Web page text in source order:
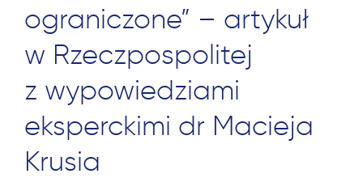
ograniczone” – artykuł
w Rzeczpospolitej
z wypowiedziami
eksperckimi dr Macieja
Krusia